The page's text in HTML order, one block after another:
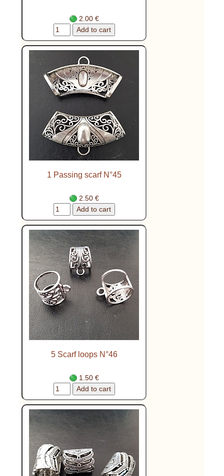
2.00 €
1 Passing scarf N°45
2.50 €
5 Scarf loops N°46
1.50 €